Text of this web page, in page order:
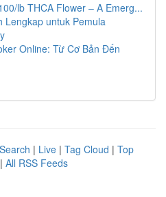
lb THCA Flower – A Emerg...
Lengkap untuk Pemula
Online: Từ Cơ Bản Đến
| Live | Tag Cloud | Top
| All RSS Feeds